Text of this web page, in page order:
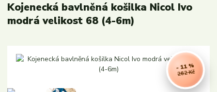
Kojenecká bavlněná košilka Nicol Ivo
modrá velikost 68 (4-6m)
262 Kč
- 11 %